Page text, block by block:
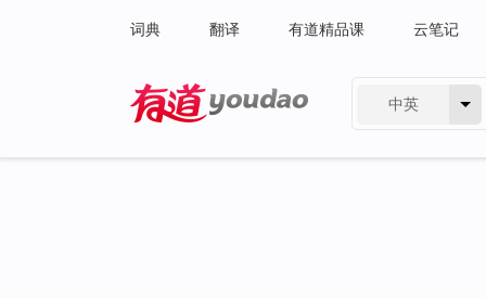
词典 翻译 有道精品课 云笔记
中英